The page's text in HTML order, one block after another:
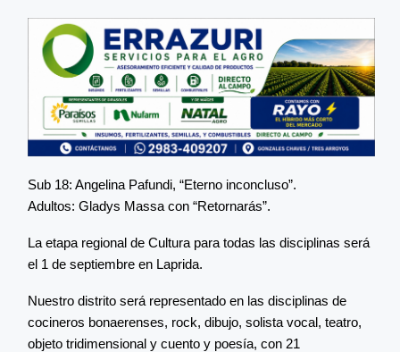
Sub 18: Angelina Pafundi, “Eterno inconcluso”.
Adultos: Gladys Massa con “Retornarás”.
La etapa regional de Cultura para todas las disciplinas será
el 1 de septiembre en Laprida.
Nuestro distrito será representado en las disciplinas de
cocineros bonaerenses, rock, dibujo, solista vocal, teatro,
objeto tridimensional y cuento y poesía, con 21